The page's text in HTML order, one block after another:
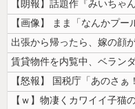
【ｗ】物凄くカワイイ子猫